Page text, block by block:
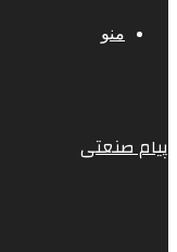
منو
پیام صنعتی